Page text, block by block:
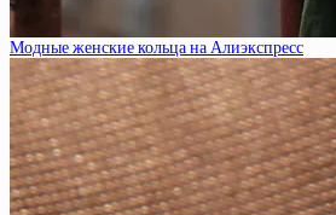
Модные женские кольца на Алиэкспресс